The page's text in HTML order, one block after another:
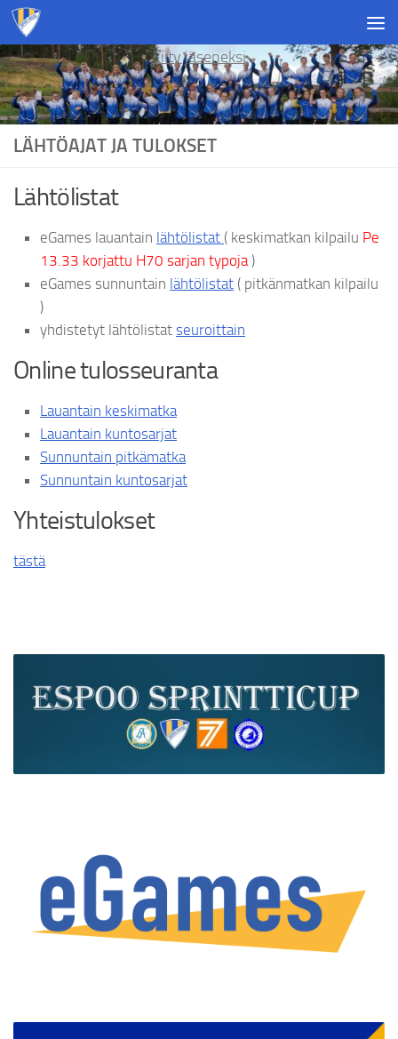
Skip to content
Liity jäseneksi
LÄHTÖAJAT JA TULOKSET
Lähtölistat
eGames lauantain lähtölistat ( keskimatkan kilpailu Pe
13.33 korjattu H70 sarjan typoja)
eGames sunnuntain lähtölistat ( pitkänmatkan kilpailu
)
yhdistetyt lähtölistat seuroittain
Online tulosseuranta
Lauantain keskimatka
Lauantain kuntosarjat
Sunnuntain pitkämatka
Sunnuntain kuntosarjat
Yhteistulokset
tästä